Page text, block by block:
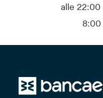
alle 22:00
8:00